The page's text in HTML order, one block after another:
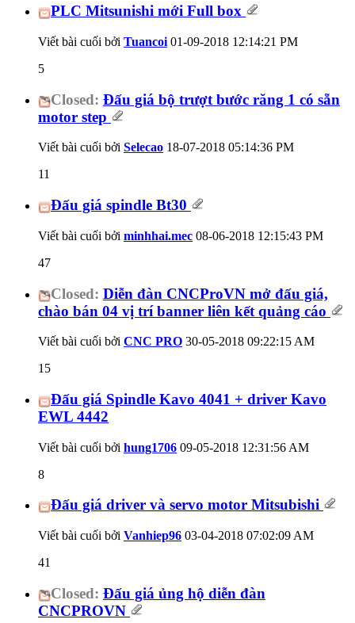
PLC Mitsunishi mới Full box
Viết bài cuối bởi Tuancoi 01-09-2018 12:14:21 PM
5
Closed: Đấu giá bộ trượt bước răng 1 có sẵn
motor step
Viết bài cuối bởi Selecao 18-07-2018 05:14:36 PM
11
Đấu giá spindle Bt30
Viết bài cuối bởi minhhai.mec 08-06-2018 12:15:43 PM
47
Closed: Diễn đàn CNCProVN mở đấu giá,
chào bán 04 vị trí banner liên kết quảng cáo
Viết bài cuối bởi CNC PRO 30-05-2018 09:22:15 AM
15
Đấu giá Spindle Kavo 4041 + driver Kavo
EWL 4442
Viết bài cuối bởi hung1706 09-05-2018 12:31:56 AM
8
Đấu giá driver và servo motor Mitsubishi
Viết bài cuối bởi Vanhiep96 03-04-2018 07:02:09 AM
41
Closed: Đấu giá ủng hộ diễn đàn
CNCPROVN